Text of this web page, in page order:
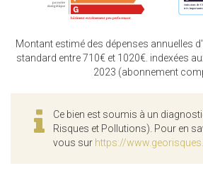
Montant estimé des dépenses annuelles
standard entre 710€ et 1020€. indexées
2023 (abonnement
Ce bien est soumis à un
Risques et Pollutions). Pour en
vous sur https://